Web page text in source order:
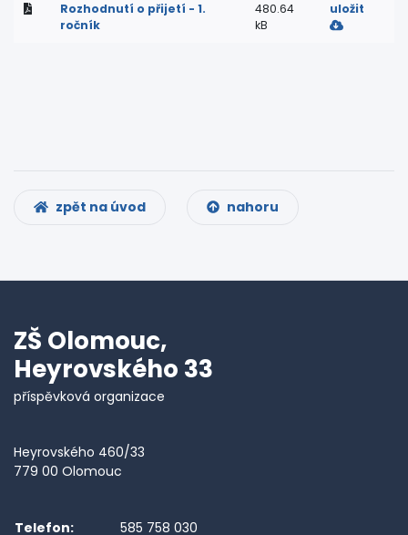
Rozhodnutí o přijetí - 1.
ročník
480.64
kB
uložit
zpět na úvod nahoru
ZŠ Olomouc,
Heyrovského 33
příspěvková organizace
Heyrovského 460/33
779 00 Olomouc
Telefon: 585 758 030